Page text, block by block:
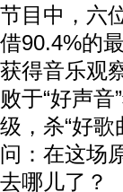
节目中，六
借90.4%的
获得音乐观
败于“好声
级，杀“好
问：在这场
去哪儿了？